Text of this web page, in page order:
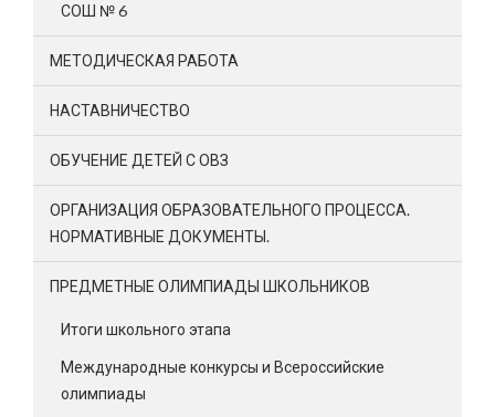
СОШ № 6
МЕТОДИЧЕСКАЯ РАБОТА
НАСТАВНИЧЕСТВО
ОБУЧЕНИЕ ДЕТЕЙ С ОВЗ
ОРГАНИЗАЦИЯ ОБРАЗОВАТЕЛЬНОГО ПРОЦЕССА.
НОРМАТИВНЫЕ ДОКУМЕНТЫ.
ПРЕДМЕТНЫЕ ОЛИМПИАДЫ ШКОЛЬНИКОВ
Итоги школьного этапа
Международные конкурсы и Всероссийские
олимпиады